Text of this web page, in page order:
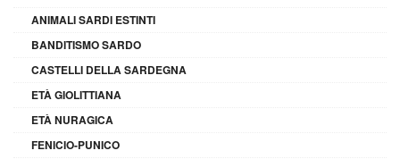
ANIMALI SARDI ESTINTI
BANDITISMO SARDO
CASTELLI DELLA SARDEGNA
ETÀ GIOLITTIANA
ETÀ NURAGICA
FENICIO-PUNICO